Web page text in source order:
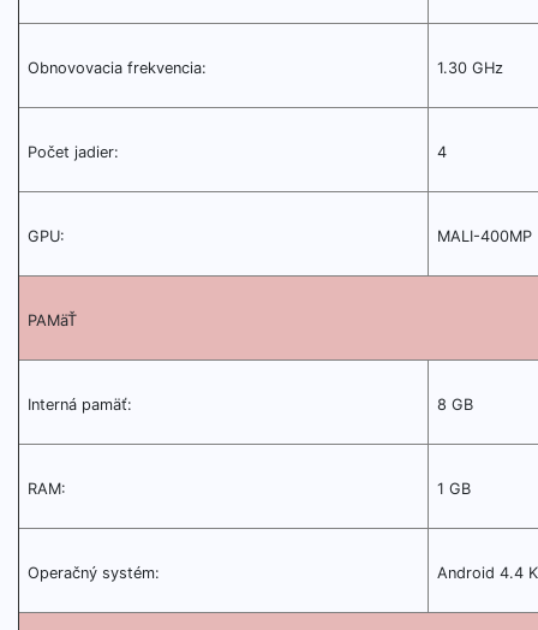
Obnovovacia frekvencia: 1.30 GHz
Počet jadier: 4
GPU: MALI-400MP
PAMäŤ
Interná pamäť: 8 GB
RAM: 1 GB
Operačný systém: Android 4.4